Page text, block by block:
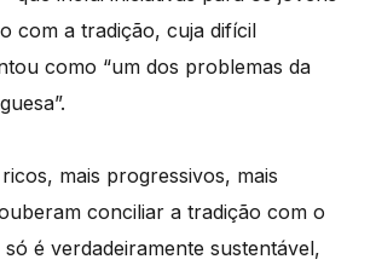
com a tradição, cuja difícil
como “um dos problemas da
ricos, mais progressivos, mais
conciliar a tradição com o
é verdadeiramente sustentável,